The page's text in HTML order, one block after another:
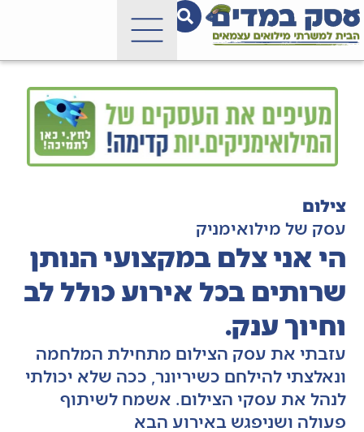
צילום
עסק של מילואימניק
הי אני צלם במקצועי הנותן
שרותים בכל אירוע כולל לב
וחיוך ענק.
עזבתי את עסק הצילום מתחילת המלחמה
ונאלצתי להילחם כשיריונר, ככה שלא יכולתי
לנהל את עסקי הצילום. אשמח לשיתוף
פעולה ושניפגש באירוע הבא